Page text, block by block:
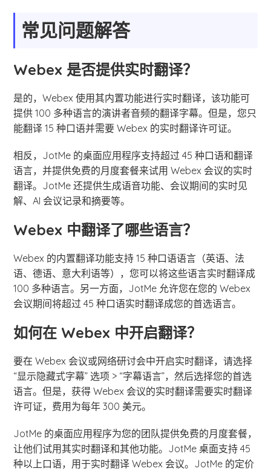
常见问题解答
Webex 是否提供实时翻译？
是的，Webex 使用其内置功能进行实时翻译，该功能可
提供 100 多种语言的演讲者音频的翻译字幕。但是，您只
能翻译 15 种口语并需要 Webex 的实时翻译许可证。
相反，JotMe 的桌面应用程序支持超过 45 种口语和翻译
语言，并提供免费的月度套餐来试用 Webex 会议的实时
翻译。JotMe 还提供生成语音功能、会议期间的实时见
解、AI 会议记录和摘要等。
Webex 中翻译了哪些语言？
Webex 的内置翻译功能支持 15 种口语语言（英语、法
语、德语、意大利语等），您可以将这些语言实时翻译成
100 多种语言。另一方面，JotMe 允许您在您的 Webex
会议期间将超过 45 种口语实时翻译成您的首选语言。
如何在 Webex 中开启翻译？
要在 Webex 会议或网络研讨会中开启实时翻译，请选择
“显示隐藏式字幕” 选项 > “字幕语言”，然后选择您的首选
语言。但是，获得 Webex 会议的实时翻译需要实时翻译
许可证，费用为每年 300 美元。
JotMe 的桌面应用程序为您的团队提供免费的月度套餐，
让他们试用其实时翻译和其他功能。JotMe 桌面支持 45
种以上口语，用于实时翻译 Webex 会议。JotMe 的定价